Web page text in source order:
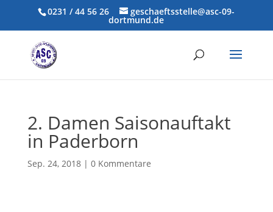
0231 / 44 56 26 geschaeftsstelle@asc-09-
dortmund.de
2. Damen Saisonauftakt
in Paderborn
Sep. 24, 2018| 0 Kommentare